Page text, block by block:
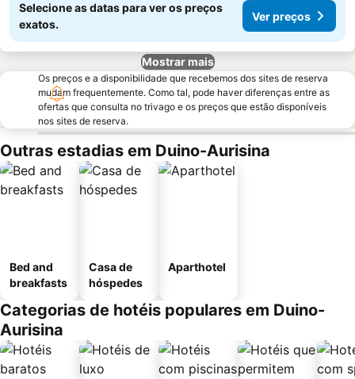
Selecione as datas para ver os preços
exatos.
Ver preços
Mostrar mais
Os preços e a disponibilidade que recebemos dos sites de reserva
mudam frequentemente. Como tal, pode haver diferenças entre as
ofertas que consulta no trivago e os preços que estão disponíveis
nos sites de reserva.
Outras estadias em Duino-Aurisina
Bed and
breakfasts
Casa de
hóspedes
Aparthotel
Categorias de hotéis populares em Duino-
Aurisina